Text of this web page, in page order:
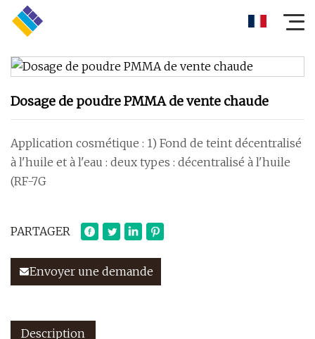
Dosage de poudre PMMA de vente chaude
Application cosmétique : 1) Fond de teint décentralisé
à l'huile et à l'eau : deux types : décentralisé à l'huile
(RF-7G
PARTAGER
Envoyer une demande
Description